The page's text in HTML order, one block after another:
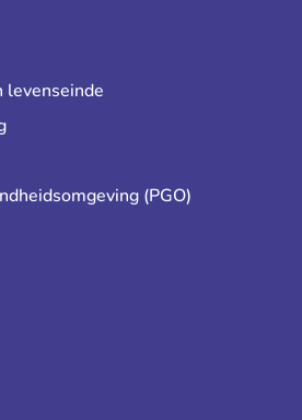
levenseinde
(PGO)